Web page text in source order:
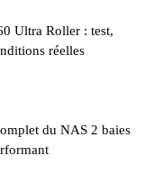
Ultra Roller : test,
réelles
du NAS 2 baies